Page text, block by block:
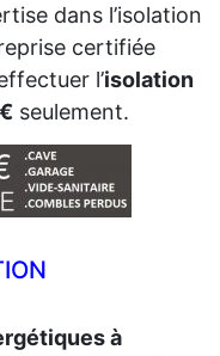
dans l’isolation
certifiée
l’isolation
seulement.
à